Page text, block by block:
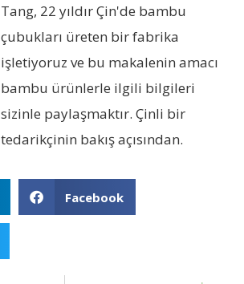
Tang, 22 yıldır Çin'de bambu
çubukları üreten bir fabrika
işletiyoruz ve bu makalenin amacı
bambu ürünlerle ilgili bilgileri
sizinle paylaşmaktır. Çinli bir
tedarikçinin bakış açısından.
Facebook